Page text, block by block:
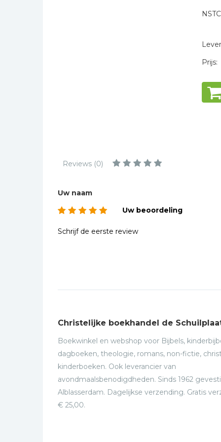
Wenskaarten
Prijs:
Reviews (0)
Uw naam
Uw beoordeling
Schrijf de eerste review
Christelijke boekhandel de
Boekwinkel en webshop voor Bijbels,
dagboeken, theologie, romans, non-fictie,
kinderboeken. Ook leverancier van
avondmaalsbenodigdheden. Sinds 1962
Alblasserdam. Dagelijkse verzending. Gratis
€ 25,00.